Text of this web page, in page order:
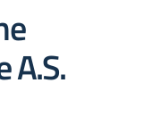
A.S.